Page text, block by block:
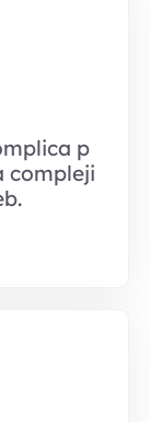
p
compleji